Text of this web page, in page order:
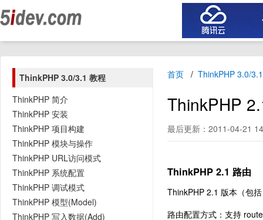
ThinkPHP 3.0/3.1 教程
ThinkPHP 简介
ThinkPHP 安装
ThinkPHP 项目构建
ThinkPHP 模块与操作
ThinkPHP URL访问模式
ThinkPHP 系统配置
ThinkPHP 调试模式
ThinkPHP 模型(Model)
ThinkPHP 写入数据(Add)
首页 ThinkPHP 3.0/
ThinkPHP
最后更新：2011-04-21
ThinkPHP 2.1 路由
ThinkPHP 2.1 版本（包
路由配置方式：支持